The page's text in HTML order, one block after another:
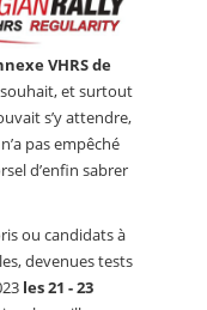
VHRS de
et surtout
s’y attendre,
pas empêché
d’enfin sabrer
ou candidats à
devenues tests
les 21 - 23